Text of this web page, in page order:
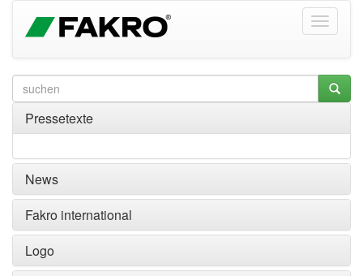
Pressetexte
News
Fakro international
Logo